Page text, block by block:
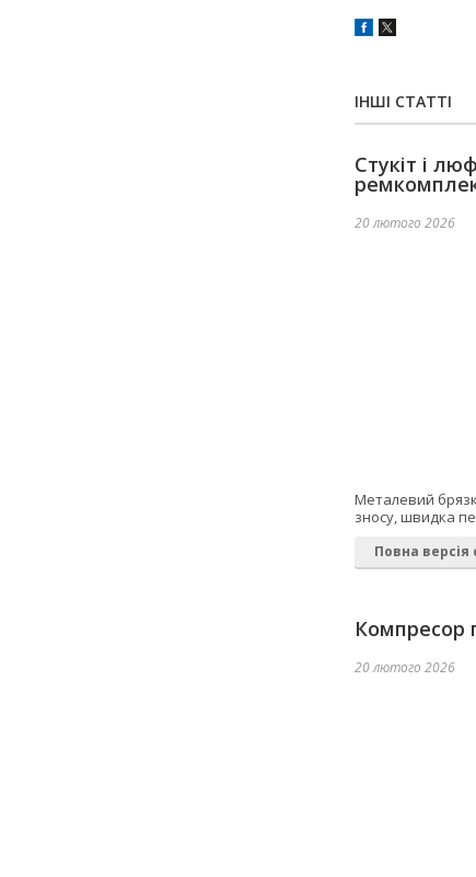
ІНШІ СТАТТІ
Стукіт і
20 лютого 2026
Металевий
зносу, швидка
Повна версія
Компресор
20 лютого 2026